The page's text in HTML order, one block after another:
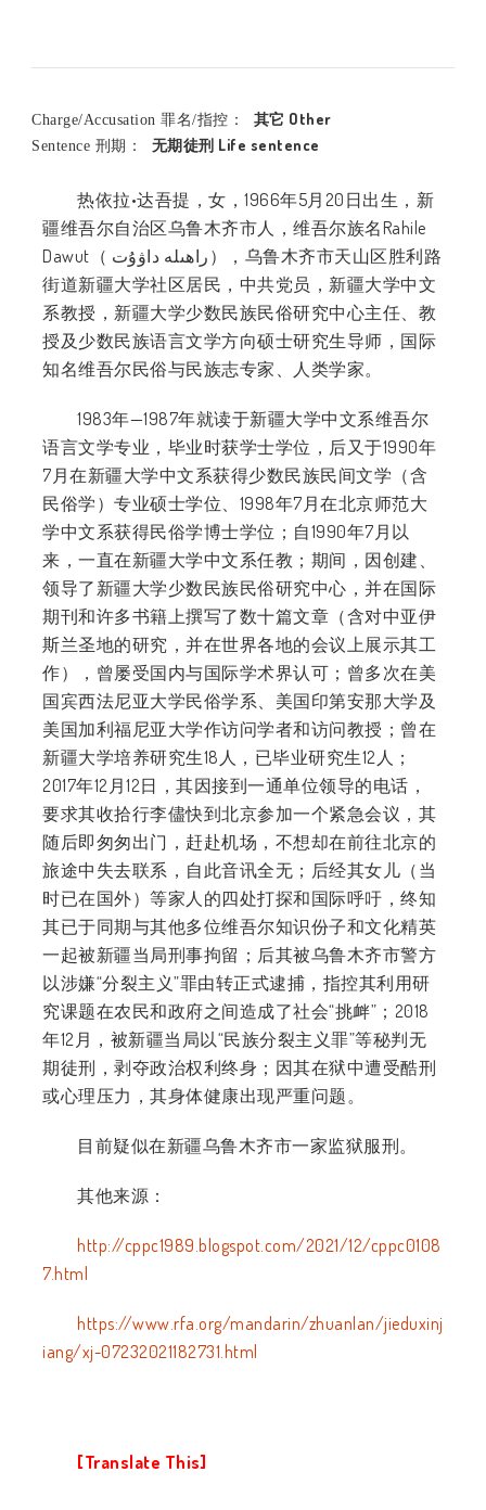
Charge/Accusation 罪名/指控： 其它 Other
Sentence 刑期： 无期徒刑 Life sentence
热依拉•达吾提，女，1966年5月20日出生，新
疆维吾尔自治区乌鲁木齐市人，维吾尔族名Rahile
Dawut（ راھىلە داۋۇت），乌鲁木齐市天山区胜利路
街道新疆大学社区居民，中共党员，新疆大学中文
系教授，新疆大学少数民族民俗研究中心主任、教
授及少数民族语言文学方向硕士研究生导师，国际
知名维吾尔民俗与民族志专家、人类学家。
1983年—1987年就读于新疆大学中文系维吾尔
语言文学专业，毕业时获学士学位，后又于1990年
7月在新疆大学中文系获得少数民族民间文学（含
民俗学）专业硕士学位、1998年7月在北京师范大
学中文系获得民俗学博士学位；自1990年7月以
来，一直在新疆大学中文系任教；期间，因创建、
领导了新疆大学少数民族民俗研究中心，并在国际
期刊和许多书籍上撰写了数十篇文章（含对中亚伊
斯兰圣地的研究，并在世界各地的会议上展示其工
作），曾屡受国内与国际学术界认可；曾多次在美
国宾西法尼亚大学民俗学系、美国印第安那大学及
美国加利福尼亚大学作访问学者和访问教授；曾在
新疆大学培养研究生18人，已毕业研究生12人；
2017年12月12日，其因接到一通单位领导的电话，
要求其收拾行李儘快到北京参加一个紧急会议，其
随后即匆匆出门，赶赴机场，不想却在前往北京的
旅途中失去联系，自此音讯全无；后经其女儿（当
时已在国外）等家人的四处打探和国际呼吁，终知
其已于同期与其他多位维吾尔知识份子和文化精英
一起被新疆当局刑事拘留；后其被乌鲁木齐市警方
以涉嫌“分裂主义”罪由转正式逮捕，指控其利用研
究课题在农民和政府之间造成了社会“挑衅”；2018
年12月，被新疆当局以“民族分裂主义罪”等秘判无
期徒刑，剥夺政治权利终身；因其在狱中遭受酷刑
或心理压力，其身体健康出现严重问题。
目前疑似在新疆乌鲁木齐市一家监狱服刑。
其他来源：
http://cppc1989.blogspot.com/2021/12/cppc0108
7.html
https://www.rfa.org/mandarin/zhuanlan/jieduxinj
iang/xj-07232021182731.html
[Translate This]